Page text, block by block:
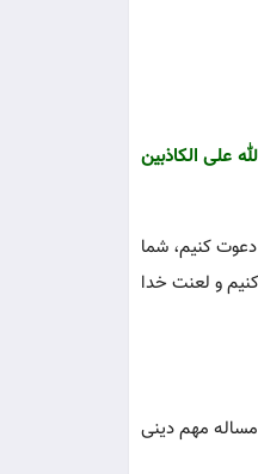
علی الکاذبین
دعوت کنیم، شما
و لعنت خدا
مهم دینی